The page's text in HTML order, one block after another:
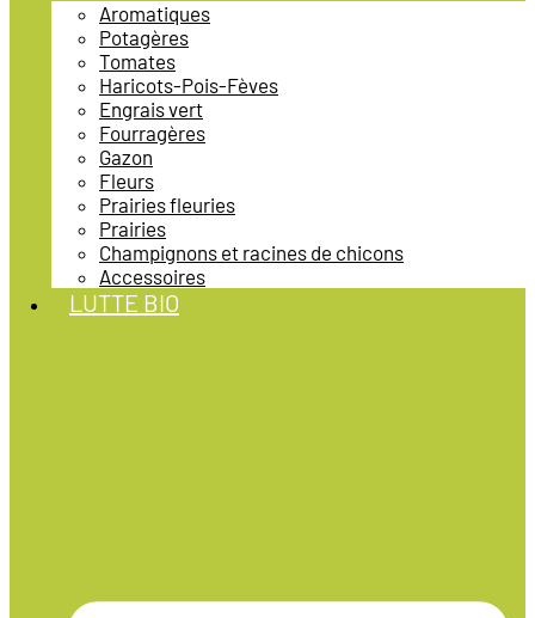
Aromatiques
Potagères
Tomates
Haricots-Pois-Fèves
Engrais vert
Fourragères
Gazon
Fleurs
Prairies fleuries
Prairies
Champignons et racines de chicons
Accessoires
LUTTE BIO